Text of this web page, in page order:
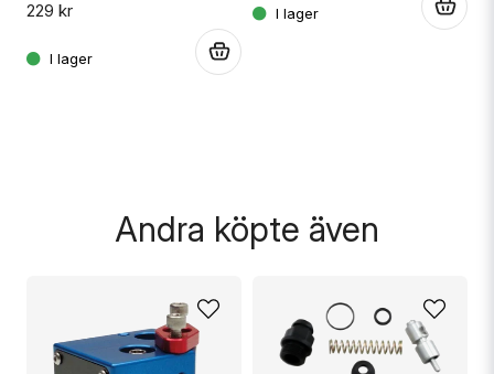
Skicka fråga
229 kr
Andra köpte även